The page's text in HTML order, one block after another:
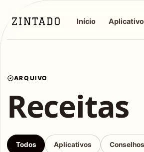
Início
ARQUIVO
Receitas
Todos Aplicativos